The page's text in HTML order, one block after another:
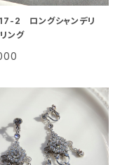
2 ロングシャンデリ
ング